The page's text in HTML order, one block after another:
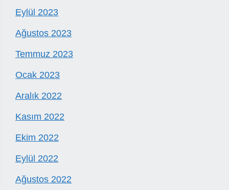
Eylül 2023
Ağustos 2023
Temmuz 2023
Ocak 2023
Aralık 2022
Kasım 2022
Ekim 2022
Eylül 2022
Ağustos 2022